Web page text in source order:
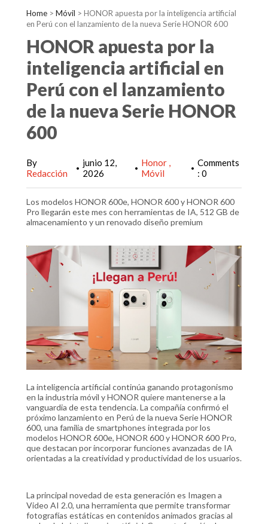
Home > Móvil > HONOR apuesta por la inteligencia artificial
en Perú con el lanzamiento de la nueva Serie HONOR 600
HONOR apuesta por la
inteligencia artificial en
Perú con el lanzamiento
de la nueva Serie HONOR
600
By
Redacción
• junio 12,
2026
• Honor
Móvil
• Comments
: 0
Los modelos HONOR 600e, HONOR 600 y HONOR 600
Pro llegarán este mes con herramientas de IA, 512 GB de
almacenamiento y un renovado diseño premium
La inteligencia artificial continúa ganando protagonismo
en la industria móvil y HONOR quiere mantenerse a la
vanguardia de esta tendencia. La compañía confirmó el
próximo lanzamiento en Perú de la nueva Serie HONOR
600, una familia de smartphones integrada por los
modelos HONOR 600e, HONOR 600 y HONOR 600 Pro,
que destacan por incorporar funciones avanzadas de IA
orientadas a la creatividad y productividad de los usuarios.
La principal novedad de esta generación es Imagen a
Video AI 2.0, una herramienta que permite transformar
fotografías estáticas en contenidos animados gracias al